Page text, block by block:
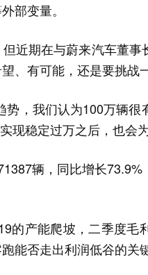
部变量。
近期在与蔚来汽车董
、有可能，还是要挑战
势，我们认为100万辆
现稳定过万之后，也会
辆，同比增长
的产能爬坡，二季度
能否走出利润低谷的关